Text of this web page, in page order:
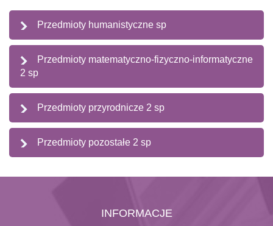
Przedmioty humanistyczne sp
Przedmioty matematyczno-fizyczno-informatyczne
2 sp
Przedmioty przyrodnicze 2 sp
Przedmioty pozostałe 2 sp
INFORMACJE